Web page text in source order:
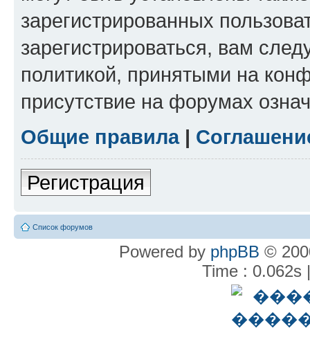
зарегистрированных
зарегистрироваться, вам
политикой, принятыми на
присутствие на форумах
Общие правила|
Регистрация
Список форумов
Powered by phpBB ©
Time : 0.062s